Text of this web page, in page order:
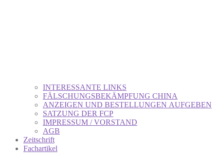
INTERESSANTE LINKS
FÄLSCHUNGSBEKÄMPFUNG CHINA
ANZEIGEN UND BESTELLUNGEN AUFGEBEN
SATZUNG DER FCP
IMPRESSUM / VORSTAND
AGB
Zeitschrift
Fachartikel